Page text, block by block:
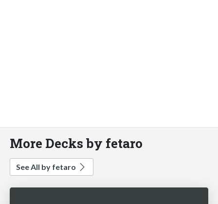
More Decks by fetaro
See All by fetaro